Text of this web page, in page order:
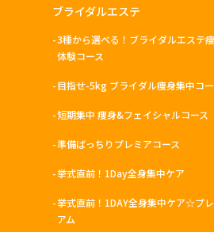
ブライダルエステ
3種から選べる！ブライダルエステ
体験コース
目指せ-5kg ブライダル痩身集中コ
短期集中 痩身&フェイシャルコース
準備ばっちりプレミアコース
挙式直前！1Day全身集中ケア
挙式直前！1DAY全身集中ケア☆プ
アム